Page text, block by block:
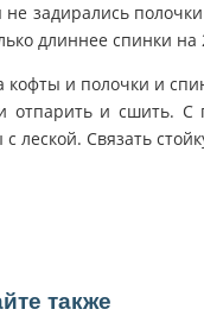
не задирались
длиннее спинки
кофты и полочки и
отпарить и сшить. С
леской. Связать
также